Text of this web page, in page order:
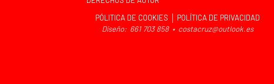
PÓLITICA DE COOKIES │ POLÍTICA DE PRIVACIDAD
Diseño: 661 703 858 • costacruz@outlook.es